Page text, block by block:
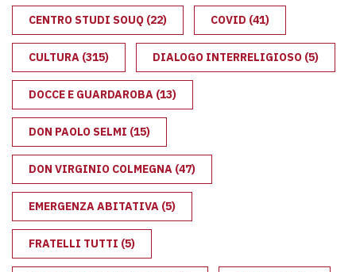
CENTRO STUDI SOUQ (22) COVID (41)
CULTURA (315) DIALOGO INTERRELIGIOSO (5)
DOCCE E GUARDAROBA (13)
DON PAOLO SELMI (15)
DON VIRGINIO COLMEGNA (47)
EMERGENZA ABITATIVA (5)
FRATELLI TUTTI (5)